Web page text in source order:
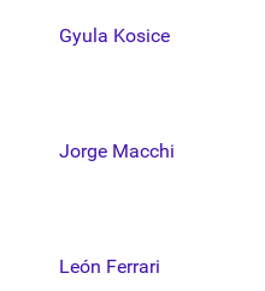
Gyula Kosice
Jorge Macchi
León Ferrari